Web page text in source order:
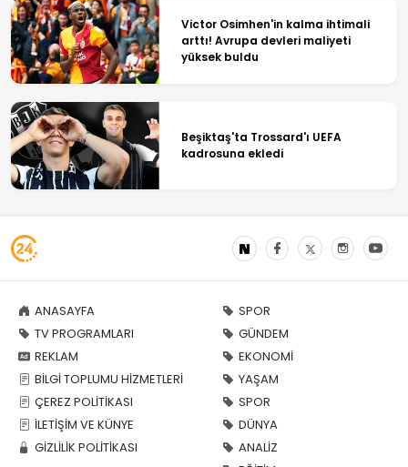
Victor Osimhen'in kalma ihtimali
arttı! Avrupa devleri maliyeti
yüksek buldu
Beşiktaş'ta Trossard'ı UEFA
kadrosuna ekledi
ANASAYFA
TV PROGRAMLARI
REKLAM
BİLGİ TOPLUMU HİZMETLERİ
ÇEREZ POLİTİKASI
İLETİŞİM VE KÜNYE
GİZLİLİK POLİTİKASI
SPOR
GÜNDEM
EKONOMİ
YAŞAM
SPOR
DÜNYA
ANALİZ